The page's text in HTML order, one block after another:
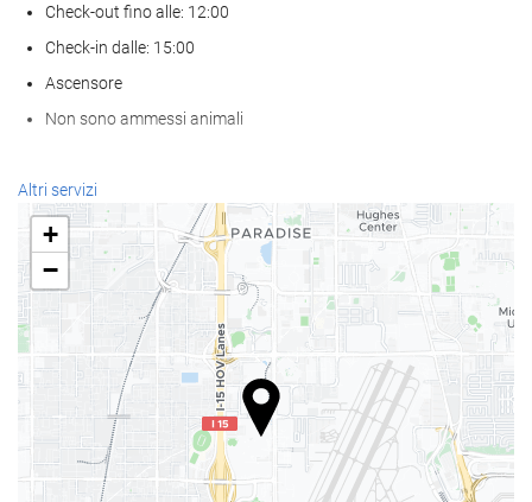
Check-out fino alle: 12:00
Check-in dalle: 15:00
Ascensore
Non sono ammessi animali
Pasto e bevanda
Ristorante à la carte
Bar
caffetteria sul posto
Benessere
hammam
Palestra
Altri servizi
+
−